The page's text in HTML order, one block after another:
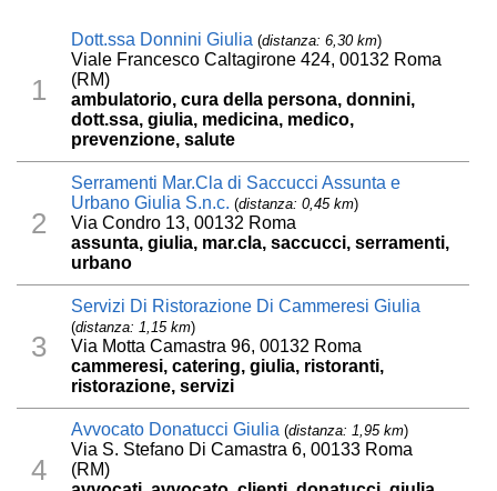
1
Dott.ssa Donnini Giulia (distanza: 6,30 km)
Viale Francesco Caltagirone 424, 00132 Roma
(RM)
ambulatorio, cura della persona, donnini,
dott.ssa, giulia, medicina, medico,
prevenzione, salute
2
Serramenti Mar.Cla di Saccucci Assunta e
Urbano Giulia S.n.c. (distanza: 0,45 km)
Via Condro 13, 00132 Roma
assunta, giulia, mar.cla, saccucci, serramenti,
urbano
3
Servizi Di Ristorazione Di Cammeresi Giulia
(distanza: 1,15 km)
Via Motta Camastra 96, 00132 Roma
cammeresi, catering, giulia, ristoranti,
ristorazione, servizi
4
Avvocato Donatucci Giulia (distanza: 1,95 km)
Via S. Stefano Di Camastra 6, 00133 Roma
(RM)